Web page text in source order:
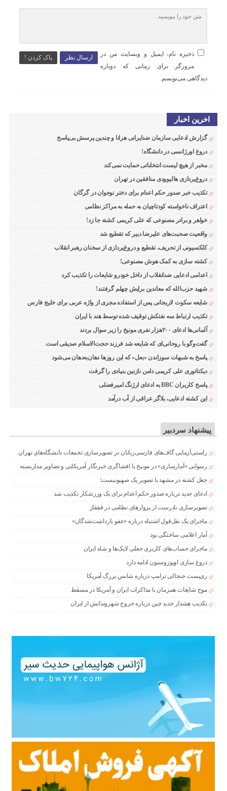
ارسال نظر پاک کردن !
ذخیره نام، ایمیل و وبسایت من در
مرورگر برای زمانی که دوباره
دیدگاهی می‌نویسم.
اخرین اخبار
گزارش ادعایی سازمان ضدایرانی هرانا و چندین پرسش بی‌پاسخ
دروغ اورژانسی در دانشگاه!
مخبر از هیچ لیست انتخاباتی حمایت نمی‌کند
دروغ‌پردازی هالیوودی منافقین در تهران
تکذیب خبر صدور حکم اعدام برای دختر نوجوان در گرگان
اعتراف ناخواسته کودتاچیان به حمله به مراکز نظامی
خواهر و برادر مصنوعی که علی کریمی کشته جا زد!
واقعیت صحبت‌های علیرضا دبیر که تقطیع شد
کلکسیونی از تحریف، تقطیع و دروغ‌پردازی از سخنان رهبر انقلاب
کشته سازی به کمک هوش مصنوعی!
اعدامی ادعایی ضدانقلاب از داخل خودرو شایعات را تکذیب کرد
شهید حزب‌الله که معاندین برایش چهلم گرفتند!
شایعه سکوت لاریجانی پس از استفاده مجری از واژه عربی برای خلیج فارس
تکذیب ارتباط سه نفتکش توقیف شده توسط هند با ایران
آلمانی‌ها ادعای ۲۰۰هزار نفری مونیخ را زیر سوال بردند
گفت‌وگو با روحانی‌ای که شایعه شد فرزند حجت‌الاسلام صدیقی است
پاسخ به شبهات سوزاندن «بعل» که این روزها دهان‌به‌دهان می‌شود
دیکتاتوری علی کریمی دامن نازنین بنیادی را گرفت
پاسخ کاربران BBC به ادعای ارژنگ امیرفضلی
این کشته ادعایی، بلاگر عراقی از آب درآمد
پیشنهاد سردبیر
راستی‌آزمایی گاف‌های فارسی‌زبانان در تصویرسازی تجمعات دانشگاه‌های تهران
رسوایی «آمارسازی» در مونیخ با افشاگری خبرنگار آمریکایی و تصاویر مداربسته
جعل کشته در مشهد با تصویر یک صهیونیست؛
ادعای جدید درباره صدور حکم اعدام برای یک ورزشکار تکذیب شد
تصویرسازی نادرست از پروازهای نظامی در قفقاز
ماجرای یک نقل‌قول اشتباه درباره «عفو بازداشت‌شدگان»
آمار اعلامی ساختگی بود
ماجرای حساب‌های کاربری جعلی لایک‌ها و شاه ایران
دروغ سازی اوپوزوسیون ادامه دارد
ری‌پست جنجالی ترامپ درباره شانس بزرگ آمریکا
موج شایعات همزمان با مذاکرات ایران و آمریکا در مسقط
تکذیب هشدار جدید چین درباره خروج شهروندانش از ایران